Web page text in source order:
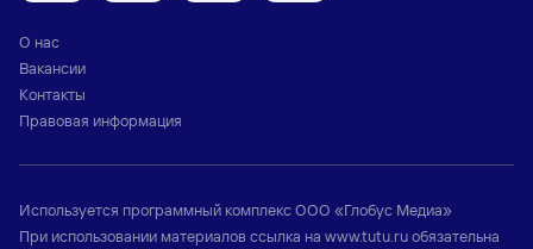
О нас
Вакансии
Контакты
Правовая информация
Используется программный комплексООО «Глобус Медиа»
При использовании материалов ссылка на www.tutu.ruобязательна